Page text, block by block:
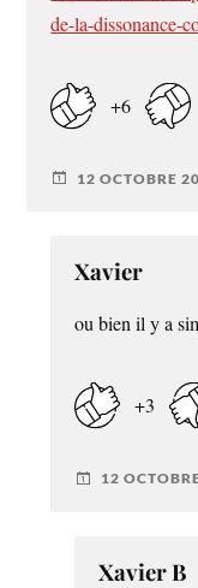
de-la-dissonance-
+6
12 OCTOBRE
Xavier
ou bien il y a
+3
12
Xavier B